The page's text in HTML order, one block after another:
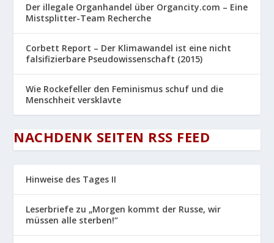
Der illegale Organhandel über Organcity.com – Eine
Mistsplitter-Team Recherche
Corbett Report – Der Klimawandel ist eine nicht
falsifizierbare Pseudowissenschaft (2015)
Wie Rockefeller den Feminismus schuf und die
Menschheit versklavte
NACHDENK SEITEN RSS FEED
Hinweise des Tages II
Leserbriefe zu „Morgen kommt der Russe, wir
müssen alle sterben!“